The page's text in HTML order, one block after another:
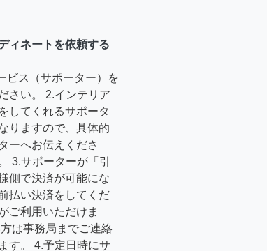
ィネートを依頼する
ビス（サポーター）を
さい。 2.インテリア
してくれるサポータ
りますので、具体的
ーへお伝えくださ
3.サポーターが「引
側で決済が可能にな
払い決済をしてくだ
ご利用いただけま
は事務局までご連絡
す。 4.予定日時にサ